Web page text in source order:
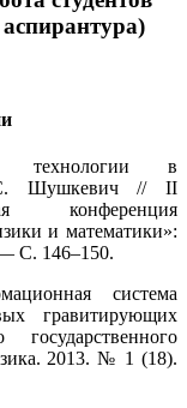
технологии в
Шушкевич // II
конференция
и математики»:
С. 146–150.
система
гравитирующих
2013. № 1 (18).